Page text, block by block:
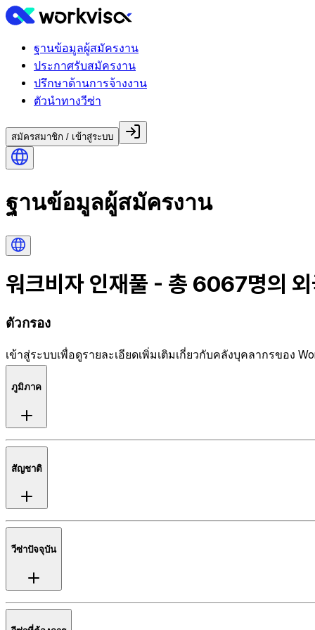
ฐานข้อมูลผู้สมัครงาน
ประกาศรับสมัครงาน
ปรึกษาด้านการจ้างงาน
ตัวนำทางวีซ่า
สมัครสมาชิก / เข้าสู่ระบบ
ฐานข้อมูลผู้สมัครงาน
워크비자 인재풀 - 총 6067명의
ตัวกรอง
เข้าสู่ระบบเพื่อดูรายละเอียดเพิ่มเติมเกี่ยวกับคลังบุคลากรของ
ภูมิภาค
สัญชาติ
วีซ่าปัจจุบัน